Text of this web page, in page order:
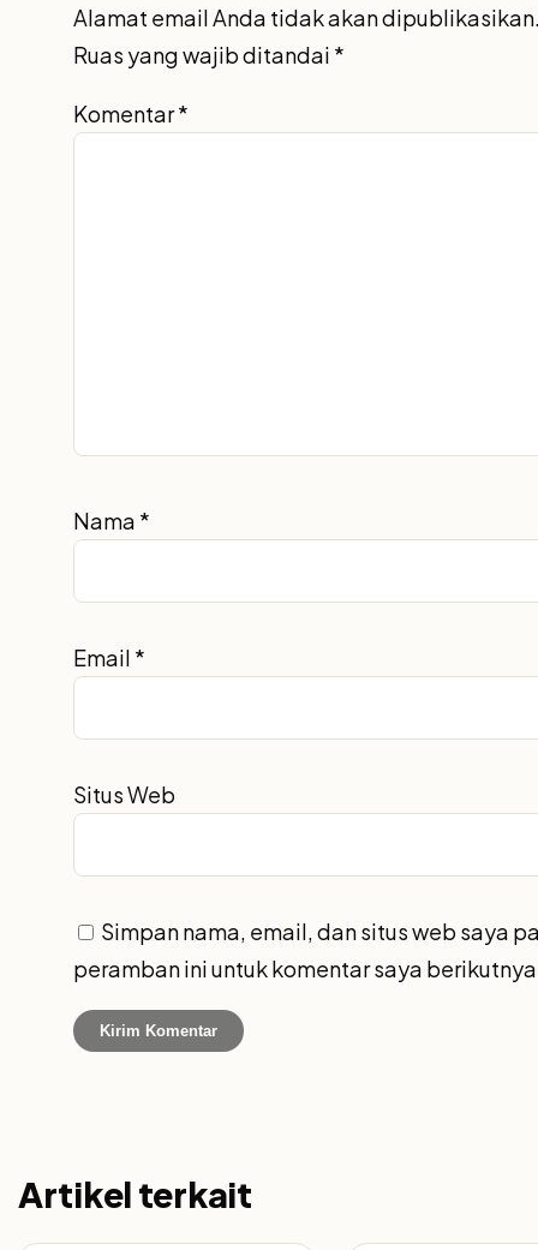
Alamat email Anda tidak akan
Ruas yang wajib ditandai *
Komentar*
Nama *
Email *
Situs Web
Simpan nama, email, dan situs web saya
peramban ini untuk komentar saya
Artikel terkait